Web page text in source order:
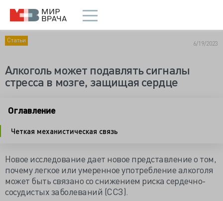
Статьи 6/19/2023
Алкоголь может подавлять сигналы
стресса в мозге, защищая сердце
Оглавление
Четкая механистическая связь
Новое исследование дает новое представление о том,
почему легкое или умеренное употребление алкоголя
может быть связано со снижением риска сердечно-
сосудистых заболеваний (ССЗ).